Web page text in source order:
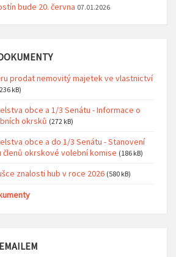
bude 20. června 07.01.2026
prodat nemovitý majetek ve vlastnictví
kB)
obce a 1/3 Senátu - Informace o
okrsků (272 kB)
obce a do 1/3 Senátu - Stanovení
členů okrskové volební komise (186 kB)
znalosti hub v roce 2026 (580 kB)